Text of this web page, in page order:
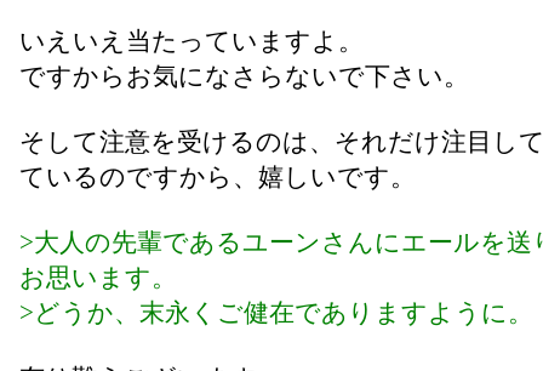
いえいえ当たっていますよ。
ですからお気になさらないで下さい。
そして注意を受けるのは、それだけ注目し
ているのですから、嬉しいです。
>大人の先輩であるユーンさんにエールを送
お思います。
>どうか、末永くご健在でありますように。